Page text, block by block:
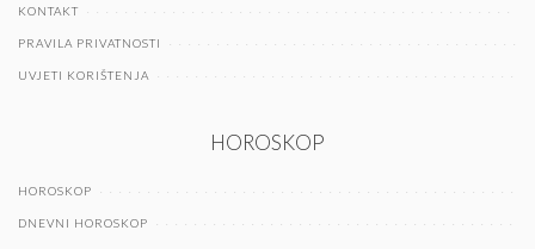
KONTAKT
PRAVILA PRIVATNOSTI
UVJETI KORIŠTENJA
HOROSKOP
HOROSKOP
DNEVNI HOROSKOP